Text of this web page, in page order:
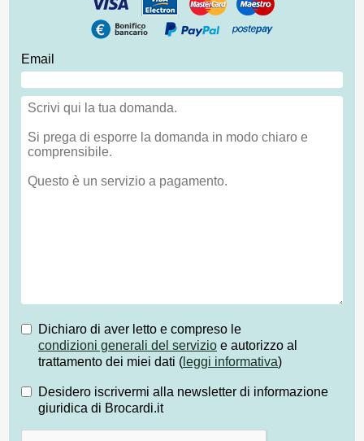
Email
Dichiaro di aver letto e compreso le
condizioni generali del servizio e autorizzo al
trattamento dei miei dati ( leggi informativa)
Desidero iscrivermi alla newsletter di informazione
giuridica di Brocardi.it